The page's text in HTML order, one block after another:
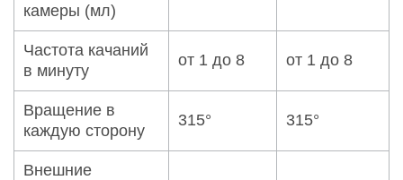
камеры (мл)
Частота качаний
в минуту
от 1 до 8 от 1 до 8
Вращение в
каждую сторону
315° 315°
Внешние